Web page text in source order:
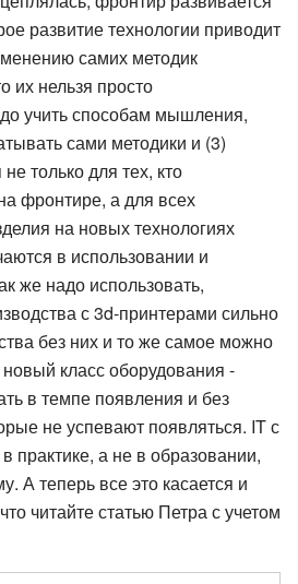
развитие технологии приводит
самих методик
их нельзя просто
учить способам мышления,
сами методики и (3)
только для тех, кто
фронтире, а для всех
на новых технологиях
в использовании и
же надо использовать,
с 3d-принтерами сильно
без них и то же самое можно
класс оборудования -
в темпе появления и без
не успевают появляться. IT с
практике, а не в образовании,
А теперь все это касается и
читайте статью Петра с учетом